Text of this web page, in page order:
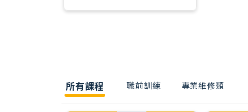
所有課程 職前訓練 專業維修類